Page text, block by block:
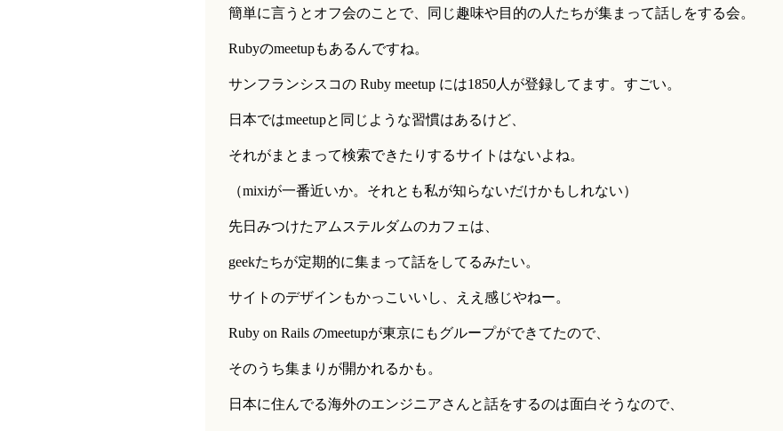
簡単に言うとオフ会のことで、同じ趣味や目的の人たちが集まって話しをする会。
Rubyのmeetupもあるんですね。
サンフランシスコの Ruby meetup には1850人が登録してます。すごい。
日本ではmeetupと同じような習慣はあるけど、
それがまとまって検索できたりするサイトはないよね。
（mixiが一番近いか。それとも私が知らないだけかもしれない）
先日みつけたアムステルダムのカフェは、
geekたちが定期的に集まって話をしてるみたい。
サイトのデザインもかっこいいし、ええ感じやねー。
Ruby on Rails のmeetupが東京にもグループができてたので、
そのうち集まりが開かれるかも。
日本に住んでる海外のエンジニアさんと話をするのは面白そうなので、